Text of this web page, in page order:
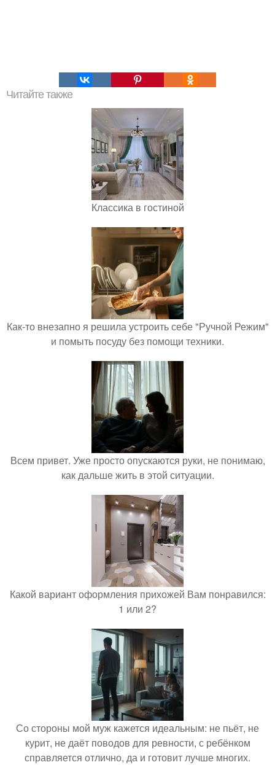
Читайте также
Классика в гостиной
Как-то внезапно я решила устроить себе "Ручной Режим"
и помыть посуду без помощи техники.
Всем привет. Уже просто опускаются руки, не понимаю,
как дальше жить в этой ситуации.
Какой вариант оформления прихожей Вам понравился:
1 или 2?
Со стороны мой муж кажется идеальным: не пьёт, не
курит, не даёт поводов для ревности, с ребёнком
справляется отлично, да и готовит лучше многих.